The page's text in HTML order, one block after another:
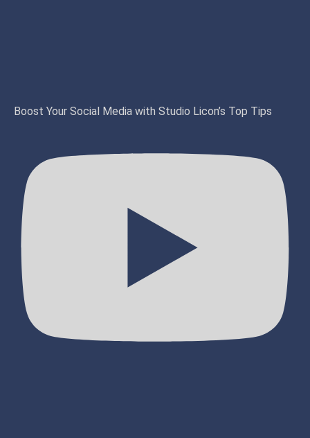
Boost Your Social Media with Studio Licon’s Top Tips